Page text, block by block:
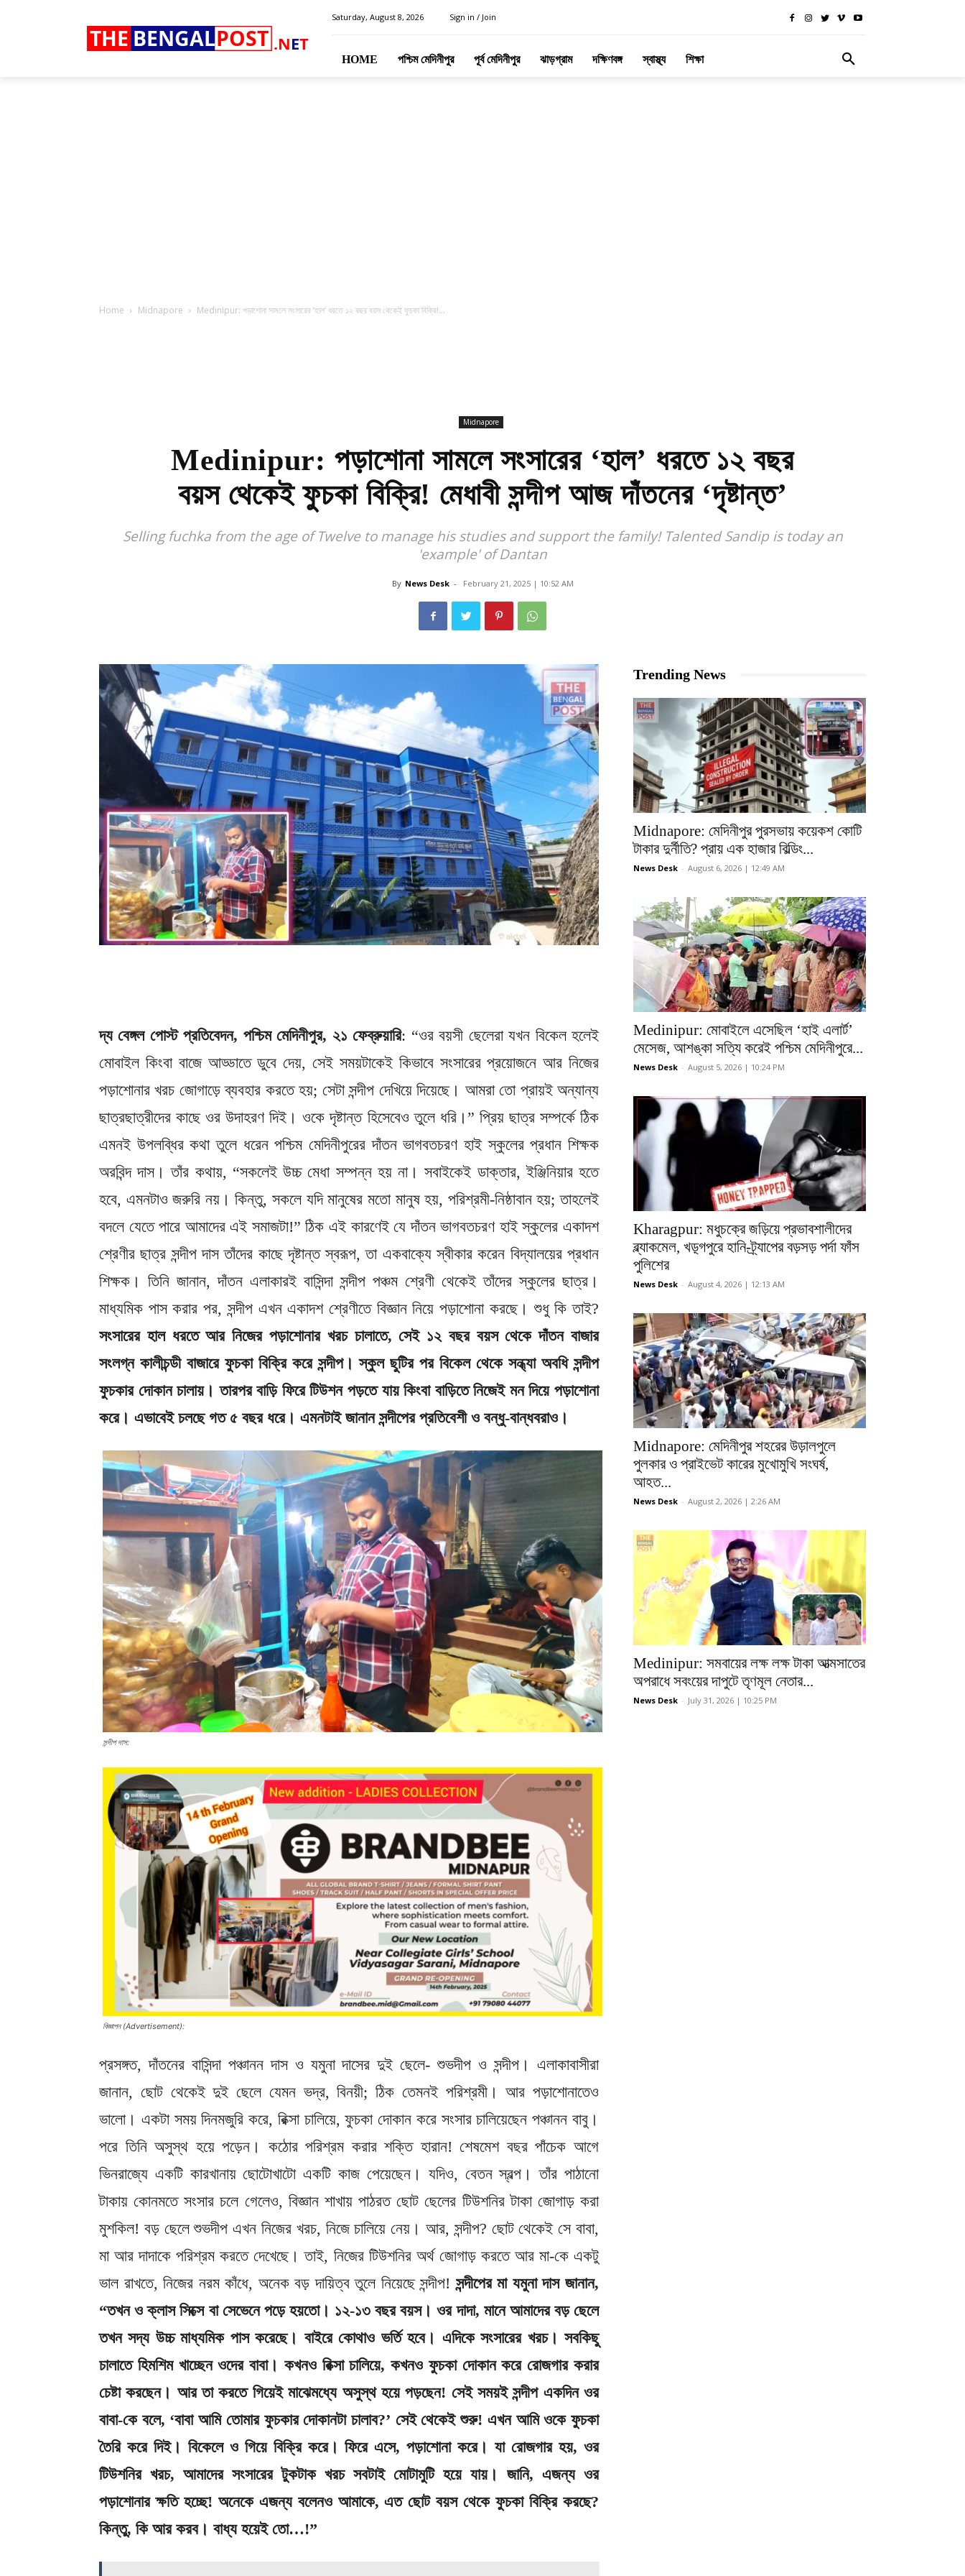
.NET
THE BENGALPOST
Saturday, August 8, 2026 Sign in / Join
HOME পশ্চিম মেদিনীপুর পূর্ব মেদিনীপুর ঝাড়গ্রাম দক্ষিণবঙ্গ স্বাস্থ্য শিক্ষা
Home Midnapore Medinipur: পড়াশোনা সামলে সংসারের ‘হাল’ ধরতে ১২ বছর বয়স থেকেই ফুচকা বিক্রি!...
Midnapore
Medinipur: পড়াশোনা সামলে সংসারের ‘হাল’ ধরতে ১২ বছর
বয়স থেকেই ফুচকা বিক্রি! মেধাবী সন্দীপ আজ দাঁতনের ‘দৃষ্টান্ত’
Selling fuchka from the age of Twelve to manage his studies and support the family! Talented Sandip is today an
'example' of Dantan
By News Desk - February 21, 2025 | 10:52 AM
দ্য বেঙ্গল পোস্ট প্রতিবেদন, পশ্চিম মেদিনীপুর, ২১ ফেব্রুয়ারি: “ওর বয়সী ছেলেরা যখন বিকেল হলেই
মোবাইল কিংবা বাজে আড্ডাতে ডুবে দেয়, সেই সময়টাকেই কিভাবে সংসারের প্রয়োজনে আর নিজের
পড়াশোনার খরচ জোগাড়ে ব্যবহার করতে হয়; সেটা সন্দীপ দেখিয়ে দিয়েছে। আমরা তো প্রায়ই অন্যান্য
ছাত্রছাত্রীদের কাছে ওর উদাহরণ দিই। ওকে দৃষ্টান্ত হিসেবেও তুলে ধরি।” প্রিয় ছাত্র সম্পর্কে ঠিক
এমনই উপলব্ধির কথা তুলে ধরেন পশ্চিম মেদিনীপুরের দাঁতন ভাগবতচরণ হাই স্কুলের প্রধান শিক্ষক
অরবিন্দ দাস। তাঁর কথায়, “সকলেই উচ্চ মেধা সম্পন্ন হয় না। সবাইকেই ডাক্তার, ইঞ্জিনিয়ার হতে
হবে, এমনটাও জরুরি নয়। কিন্তু, সকলে যদি মানুষের মতো মানুষ হয়, পরিশ্রমী-নিষ্ঠাবান হয়; তাহলেই
বদলে যেতে পারে আমাদের এই সমাজটা!” ঠিক এই কারণেই যে দাঁতন ভাগবতচরণ হাই স্কুলের একাদশ
শ্রেণীর ছাত্র সন্দীপ দাস তাঁদের কাছে দৃষ্টান্ত স্বরূপ, তা একবাক্যে স্বীকার করেন বিদ্যালয়ের প্রধান
শিক্ষক। তিনি জানান, দাঁতন এলাকারই বাসিন্দা সন্দীপ পঞ্চম শ্রেণী থেকেই তাঁদের স্কুলের ছাত্র।
মাধ্যমিক পাস করার পর, সন্দীপ এখন একাদশ শ্রেণীতে বিজ্ঞান নিয়ে পড়াশোনা করছে। শুধু কি তাই?
সংসারের হাল ধরতে আর নিজের পড়াশোনার খরচ চালাতে, সেই ১২ বছর বয়স থেকে দাঁতন বাজার
সংলগ্ন কালীচন্ডী বাজারে ফুচকা বিক্রি করে সন্দীপ। স্কুল ছুটির পর বিকেল থেকে সন্ধ্যা অবধি সন্দীপ
ফুচকার দোকান চালায়। তারপর বাড়ি ফিরে টিউশন পড়তে যায় কিংবা বাড়িতে নিজেই মন দিয়ে পড়াশোনা
করে। এভাবেই চলছে গত ৫ বছর ধরে। এমনটাই জানান সন্দীপের প্রতিবেশী ও বন্ধু-বান্ধবরাও।
সন্দীপ দাস:
বিজ্ঞাপন (Advertisement):
প্রসঙ্গত, দাঁতনের বাসিন্দা পঞ্চানন দাস ও যমুনা দাসের দুই ছেলে- শুভদীপ ও সন্দীপ। এলাকাবাসীরা
জানান, ছোট থেকেই দুই ছেলে যেমন ভদ্র, বিনয়ী; ঠিক তেমনই পরিশ্রমী। আর পড়াশোনাতেও
ভালো। একটা সময় দিনমজুরি করে, রিক্সা চালিয়ে, ফুচকা দোকান করে সংসার চালিয়েছেন পঞ্চানন বাবু।
পরে তিনি অসুস্থ হয়ে পড়েন। কঠোর পরিশ্রম করার শক্তি হারান! শেষমেশ বছর পাঁচেক আগে
ভিনরাজ্যে একটি কারখানায় ছোটোখাটো একটি কাজ পেয়েছেন। যদিও, বেতন স্বল্প। তাঁর পাঠানো
টাকায় কোনমতে সংসার চলে গেলেও, বিজ্ঞান শাখায় পাঠরত ছোট ছেলের টিউশনির টাকা জোগাড় করা
মুশকিল! বড় ছেলে শুভদীপ এখন নিজের খরচ, নিজে চালিয়ে নেয়। আর, সন্দীপ? ছোট থেকেই সে বাবা,
মা আর দাদাকে পরিশ্রম করতে দেখেছে। তাই, নিজের টিউশনির অর্থ জোগাড় করতে আর মা-কে একটু
ভাল রাখতে, নিজের নরম কাঁধে, অনেক বড় দায়িত্ব তুলে নিয়েছে সন্দীপ! সন্দীপের মা যমুনা দাস জানান,
“তখন ও ক্লাস সিক্সে বা সেভেনে পড়ে হয়তো। ১২-১৩ বছর বয়স। ওর দাদা, মানে আমাদের বড় ছেলে
তখন সদ্য উচ্চ মাধ্যমিক পাস করেছে। বাইরে কোথাও ভর্তি হবে। এদিকে সংসারের খরচ। সবকিছু
চালাতে হিমশিম খাচ্ছেন ওদের বাবা। কখনও রিক্সা চালিয়ে, কখনও ফুচকা দোকান করে রোজগার করার
চেষ্টা করছেন। আর তা করতে গিয়েই মাঝেমধ্যে অসুস্থ হয়ে পড়ছেন! সেই সময়ই সন্দীপ একদিন ওর
বাবা-কে বলে, ‘বাবা আমি তোমার ফুচকার দোকানটা চালাব?’ সেই থেকেই শুরু! এখন আমি ওকে ফুচকা
তৈরি করে দিই। বিকেলে ও গিয়ে বিক্রি করে। ফিরে এসে, পড়াশোনা করে। যা রোজগার হয়, ওর
টিউশনির খরচ, আমাদের সংসারের টুকটাক খরচ সবটাই মোটামুটি হয়ে যায়। জানি, এজন্য ওর
পড়াশোনার ক্ষতি হচ্ছে! অনেকে এজন্য বলেনও আমাকে, এত ছোট বয়স থেকে ফুচকা বিক্রি করছে?
কিন্তু, কি আর করব। বাধ্য হয়েই তো…!”
Trending News
Midnapore: মেদিনীপুর পুরসভায় কয়েকশ কোটি
টাকার দুর্নীতি? প্রায় এক হাজার বিল্ডিং...
News Desk - August 6, 2026 | 12:49 AM
Medinipur: মোবাইলে এসেছিল ‘হাই এলার্ট’
মেসেজ, আশঙ্কা সত্যি করেই পশ্চিম মেদিনীপুরে...
News Desk - August 5, 2026 | 10:24 PM
Kharagpur: মধুচক্রে জড়িয়ে প্রভাবশালীদের
ব্ল্যাকমেল, খড়্গপুরে হানি-ট্র্যাপের বড়সড় পর্দা ফাঁস
পুলিশের
News Desk - August 4, 2026 | 12:13 AM
Midnapore: মেদিনীপুর শহরের উড়ালপুলে
পুলকার ও প্রাইভেট কারের মুখোমুখি সংঘর্ষ,
আহত...
News Desk - August 2, 2026 | 2:26 AM
Medinipur: সমবায়ের লক্ষ লক্ষ টাকা আত্মসাতের
অপরাধে সবংয়ের দাপুটে তৃণমূল নেতার...
News Desk - July 31, 2026 | 10:25 PM